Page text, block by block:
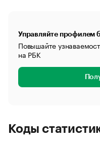
Управляйте профилем
Повышайте
на РБК
Коды